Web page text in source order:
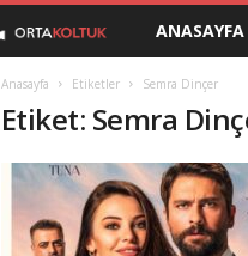
t
a
K
ANASAYFA
Anasayfa Etiketler Semra Dinçer
Etiket: Semra